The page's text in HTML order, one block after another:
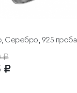
Серебро, 925 проба
₽
₽